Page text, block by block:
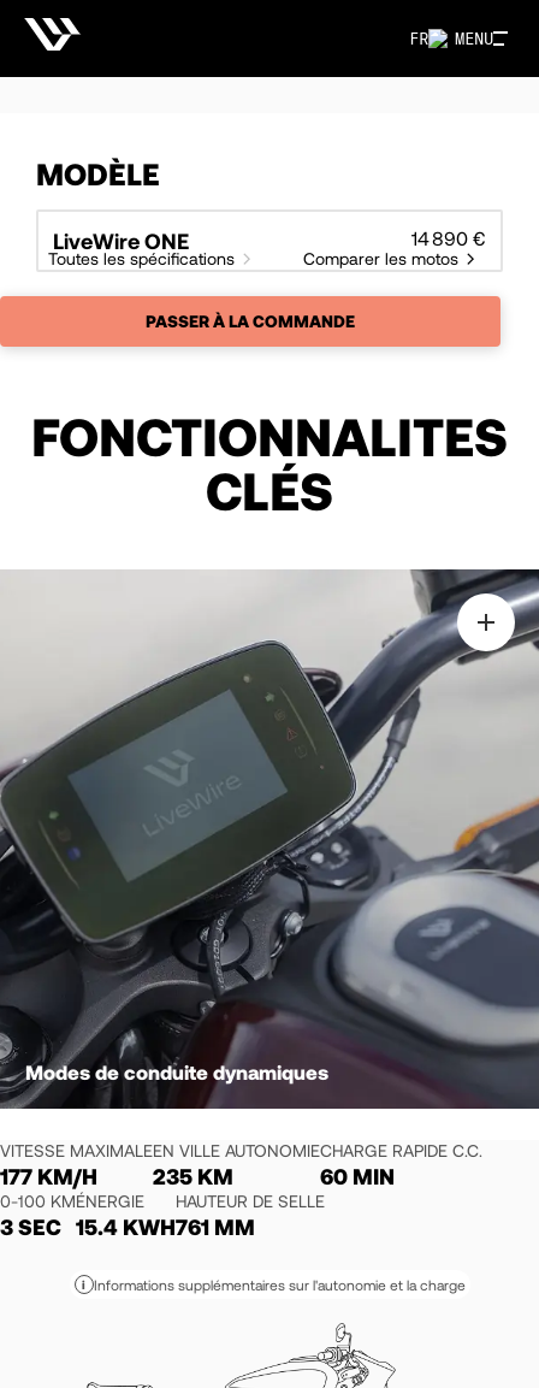
MENU
FR
MODÈLE
LiveWire ONE 14 890 €
Toutes les spécifications Comparer les motos
PASSER À LA COMMANDE
FONCTIONNALITES
CLÉS
Modes de conduite dynamiques
VITESSE MAXIMALE
177 KM/H
EN VILLE AUTONOMIE
235 KM
CHARGE RAPIDE C.C.
60 MIN
0-100 KM
3 SEC
ÉNERGIE
15.4 KWH
HAUTEUR DE SELLE
761 MM
i Informations supplémentaires sur l'autonomie et la charge